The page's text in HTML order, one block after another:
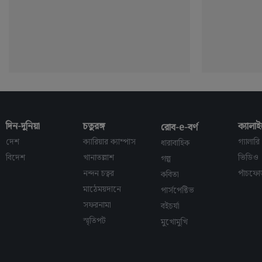
দিন-দুনিয়া
দেশ
বিদেশ
চতুরঙ্গ
ক্যারিয়ার ক্যাম্পাস
খানাতল্লাশ
নন্দন চত্বর
মাঠেময়দানে
সফরনামা
স্মৃতিপট
রোব-e-বর্ণ
ধারাবাহিক
গল্প
কবিতা
পার্সপেক্টিভ
বইচর্যা
মুখোমুখি
গ্যালারি
ভিডিও